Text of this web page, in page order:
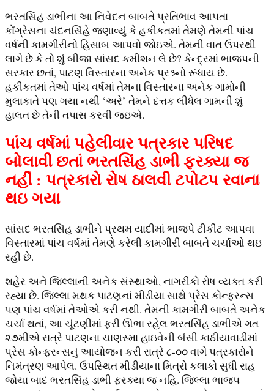
ભરતસિંહ ડાભીના આ નિવેદન બાબતે પ્રતિભાવ આપતા
કોંગ્રેસના ચંદનસિંહે જણાવ્યું કે હકીકતમાં તેમણે તેમની પાંચ
વર્ષની કામગીરીનો હિસાબ આપવો જોઇએ. તેમની વાત ઉપરથી
લાગે છે કે તો શું બીજા સાંસદ કમીશન લે છે? કેન્દ્રમાં ભાજપની
સરકાર છતાં, પાટણ વિસ્તારના અનેક પ્રશ્ર્નો રૂંધાય છે.
હકીકતમાં તેઓ પાંચ વર્ષમાં તેમના વિસ્તારના અનેક ગામોની
મુલાકાતે પણ ગયા નથી ‘અરે’ તેમને દત્તક લીધેલ ગામની શું
હાલત છે તેની તપાસ કરવી જઇએ.
પાંચ વર્ષમાં પહેલીવાર પત્રકાર પરિષદ
બોલાવી છતાં ભરતસિંહ ડાભી ફરક્યા જ
નહીં: પત્રકારો રોષ ઠાલવી ટપોટપ રવાના
થઇ ગયા
સાંસદ ભરતસિંહ ડાભીને પ્રથમ યાદીમાં ભાજપે ટીકીટ આપવા
વિસ્તારમાં પાંચ વર્ષમાં તેમણે કરેલી કામગીરી બાબતે ચર્ચાઓ થઇ
રહી છે.
શહેર અને જિલ્લાની અનેક સંસ્થાઓ, નાગરીકો રોષ વ્યક્ત કરી
રહ્યા છે. જિલ્લા મથક પાટણનાં મીડીયા સાથે પ્રેસ કોન્ફરન્સ
પણ પાંચ વર્ષમાં તેઓએ કરી નથી. તેમની કામગીરી બાબતે અનેક
ચર્ચા થતાં, આ ચૂંટણીમાં ફરી ઊભા રહેલ ભરતસિંહ ડાભીએ ગત
૨૭મીએ રાત્રે પાટણના ચાણસ્મા હાઇવેની બંસી કાઠીયાવાડીમાં
પ્રેસ કોન્ફરન્સનું આયોજન કરી રાત્રે ૮-૦૦ વાગે પત્રકારોને
નિમંત્રણ આપેલ. ઉપસ્થિત મીડીયાના મિત્રો કલાકો સુધી રાહ
જોયા બાદ ભરતસિંહ ડાભી ફરક્યા જ નહિ. જિલ્લા ભાજપ